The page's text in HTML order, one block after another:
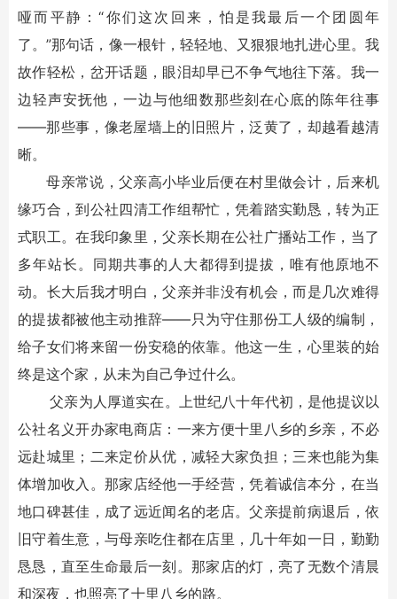
哑而平静：“你们这次回来，怕是我最后一个团圆年
了。”那句话，像一根针，轻轻地、又狠狠地扎进心里。我
故作轻松，岔开话题，眼泪却早已不争气地往下落。我一
边轻声安抚他，一边与他细数那些刻在心底的陈年往事
——那些事，像老屋墙上的旧照片，泛黄了，却越看越清
晰。
母亲常说，父亲高小毕业后便在村里做会计，后来机
缘巧合，到公社四清工作组帮忙，凭着踏实勤恳，转为正
式职工。在我印象里，父亲长期在公社广播站工作，当了
多年站长。同期共事的人大都得到提拔，唯有他原地不
动。长大后我才明白，父亲并非没有机会，而是几次难得
的提拔都被他主动推辞——只为守住那份工人级的编制，
给子女们将来留一份安稳的依靠。他这一生，心里装的始
终是这个家，从未为自己争过什么。
父亲为人厚道实在。上世纪八十年代初，是他提议以
公社名义开办家电商店：一来方便十里八乡的乡亲，不必
远赴城里；二来定价从优，减轻大家负担；三来也能为集
体增加收入。那家店经他一手经营，凭着诚信本分，在当
地口碑甚佳，成了远近闻名的老店。父亲提前病退后，依
旧守着生意，与母亲吃住都在店里，几十年如一日，勤勤
恳恳，直至生命最后一刻。那家店的灯，亮了无数个清晨
和深夜，也照亮了十里八乡的路。